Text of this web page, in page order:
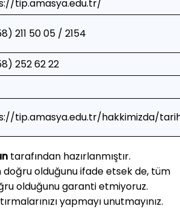
tip.amasya.edu.tr/
211 50 05 / 2154
252 62 22
tip.amasya.edu.tr/hakkimizda/
tarafından hazırlanmıştır.
doğru olduğunu ifade etsek de, tüm
olduğunu garanti etmiyoruz.
yapmayı unutmayınız.